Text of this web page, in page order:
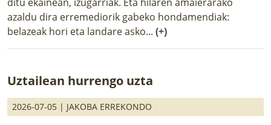
azaldu dira erremediorik gabeko hondamendiak:
belazeak hori eta landare asko... (+)
Uztailean hurrengo uzta
2026-07-05 | JAKOBA ERREKONDO